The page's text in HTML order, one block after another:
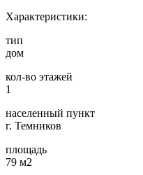
Характеристики:
тип
дом
кол-во этажей
1
населенный пункт
г. Темников
площадь
79 м2